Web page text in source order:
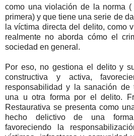
como una violación de la norma
primera) y que tiene una serie de
la víctima directa del delito, como
realmente no aborda cómo el
sociedad en general.
Por eso, no gestiona el delito y
constructiva y activa,
responsabilidad y la sanación de
una u otra forma por el delito.
Restaurativa se presenta como
hecho delictivo de una
favoreciendo la